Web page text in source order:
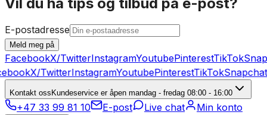
E-postadresse
Meld meg på
FacebookX/TwitterInstagramYoutubePinterestTikTok
X/TwitterInstagramYoutubePinterestTikTokSnapchat
Kontakt ossKundeservice er åpen mandag - fredag 08:00 - 16:00
+47 33 99 81 10 E-post Live chat Min konto